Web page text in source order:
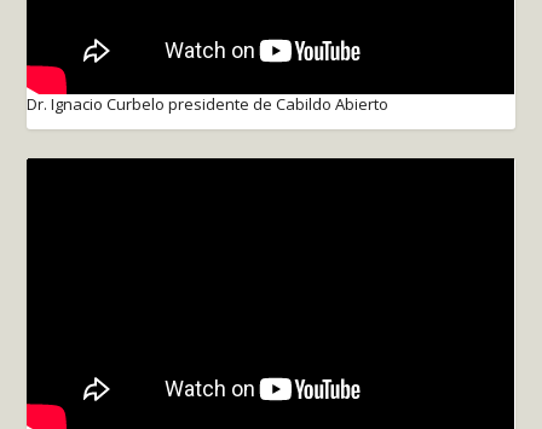
Dr. Ignacio Curbelo presidente de Cabildo Abierto